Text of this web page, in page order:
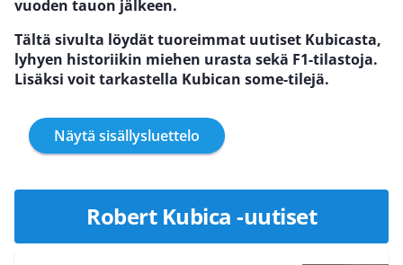
vuoden tauon jälkeen.
Tältä sivulta löydät tuoreimmat uutiset Kubicasta,
lyhyen historiikin miehen urasta sekä F1-tilastoja.
Lisäksi voit tarkastella Kubican some-tilejä.
Näytä sisällysluettelo
Robert Kubica -uutiset